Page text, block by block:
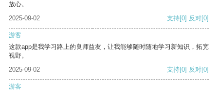
放心。
2025-09-02
支持[0] 反对[0]
游客
这款app是我学习路上的良师益友，让我能够随时随地学习新知识，拓宽
视野。
2025-09-02
支持[0] 反对[0]
游客